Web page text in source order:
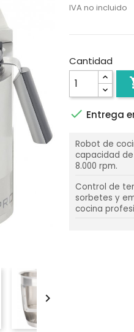

IVA no incluido
Cantidad
 Entrega
Robot de
capacidad
8.000 rpm.
Control de
sorbetes y
cocina